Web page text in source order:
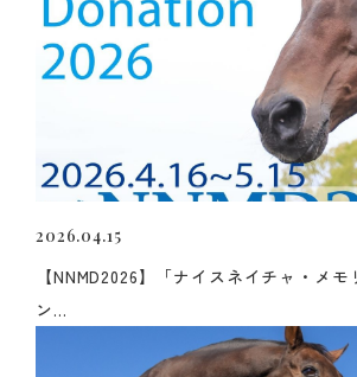
2026.04.15
【NNMD2026】「ナイスネイチャ・メ
ン...